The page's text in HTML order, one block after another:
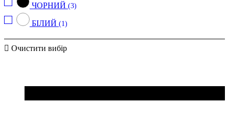
ЧОРНИЙ (3)
БІЛИЙ (1)
Очистити вибір